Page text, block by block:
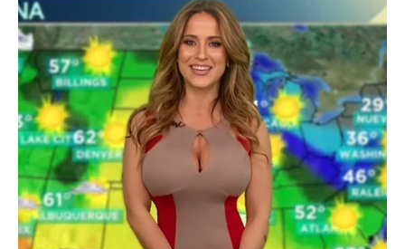
dokazivanja i brzih poteza. Strpljenje koje sada pokažete
biće nagrađeno jasnijom slikom već u narednom periodu.
Poruka za Ovna glasi:snaga je u kontroli, ne u brzini